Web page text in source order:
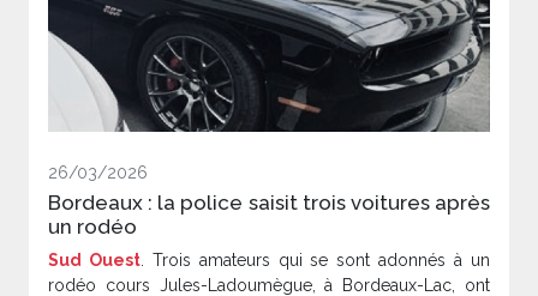
26/03/2026
Bordeaux : la police saisit trois voitures après
un rodéo
Sud Ouest. Trois amateurs qui se sont adonnés à un
rodéo cours Jules-Ladoumègue, à Bordeaux-Lac, ont